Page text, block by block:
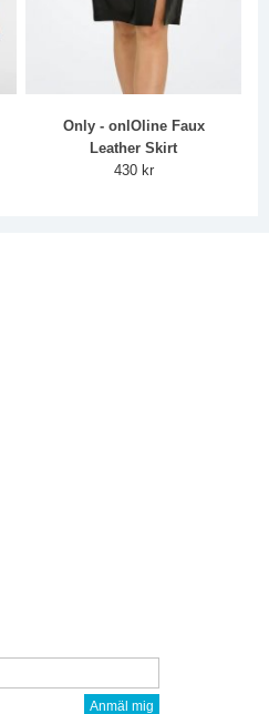
Only - onlOline Faux
Leather Skirt
430 kr
Anmäl mig